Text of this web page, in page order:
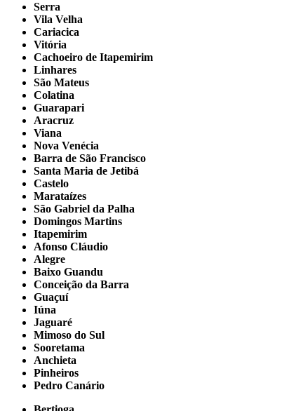
Serra
Vila Velha
Cariacica
Vitória
Cachoeiro de Itapemirim
Linhares
São Mateus
Colatina
Guarapari
Aracruz
Viana
Nova Venécia
Barra de São Francisco
Santa Maria de Jetibá
Castelo
Marataízes
São Gabriel da Palha
Domingos Martins
Itapemirim
Afonso Cláudio
Alegre
Baixo Guandu
Conceição da Barra
Guaçuí
Iúna
Jaguaré
Mimoso do Sul
Sooretama
Anchieta
Pinheiros
Pedro Canário